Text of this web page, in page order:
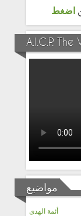
اضغط
A.I.C.P.
مواضيع
أئمة الهدى